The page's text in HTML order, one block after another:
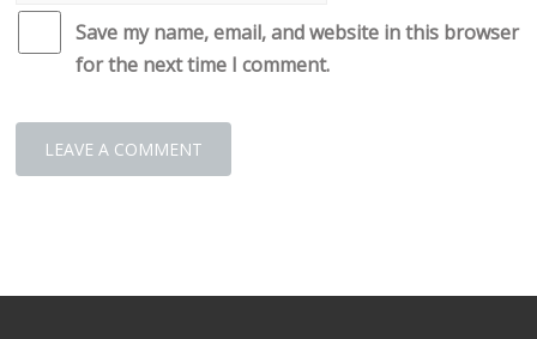
Save my name, email, and website in this browser
for the next time I comment.